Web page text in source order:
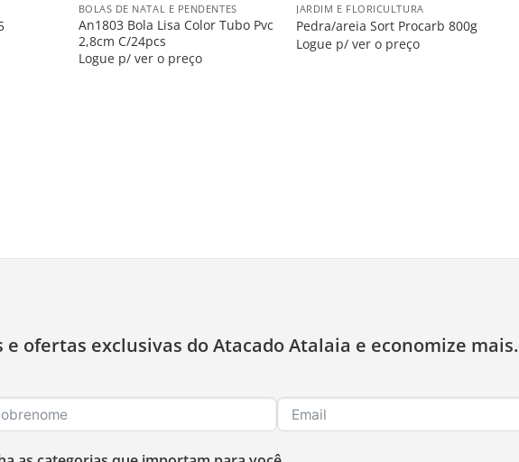
BOLAS DE NATAL E PENDENTES
An1803 Bola Lisa Color Tubo Pvc
2,8cm C/24pcs
Logue p/ ver o preço
JARDIM E FLORICULTURA
Pedra/areia Sort Procarb 800g
Logue p/ ver o preço
ofertas exclusivas do Atacado Atalaia e economize mais.